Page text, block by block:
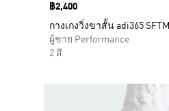
Price
฿2,400
กางเกงวิ่งขาสั้น adi365 SFTM
ผู้ชาย Performance
2 สี